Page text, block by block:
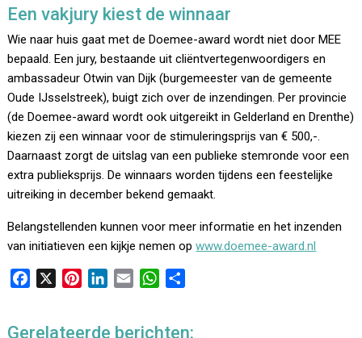
Een vakjury kiest de winnaar
Wie naar huis gaat met de Doemee-award wordt niet door MEE
bepaald. Een jury, bestaande uit cliëntvertegenwoordigers en
ambassadeur Otwin van Dijk (burgemeester van de gemeente
Oude IJsselstreek), buigt zich over de inzendingen. Per provincie
(de Doemee-award wordt ook uitgereikt in Gelderland en Drenthe)
kiezen zij een winnaar voor de stimuleringsprijs van € 500,-.
Daarnaast zorgt de uitslag van een publieke stemronde voor een
extra publieksprijs. De winnaars worden tijdens een feestelijke
uitreiking in december bekend gemaakt.
Belangstellenden kunnen voor meer informatie en het inzenden
van initiatieven een kijkje nemen opwww.doemee-award.nl
W
Gerelateerde berichten: